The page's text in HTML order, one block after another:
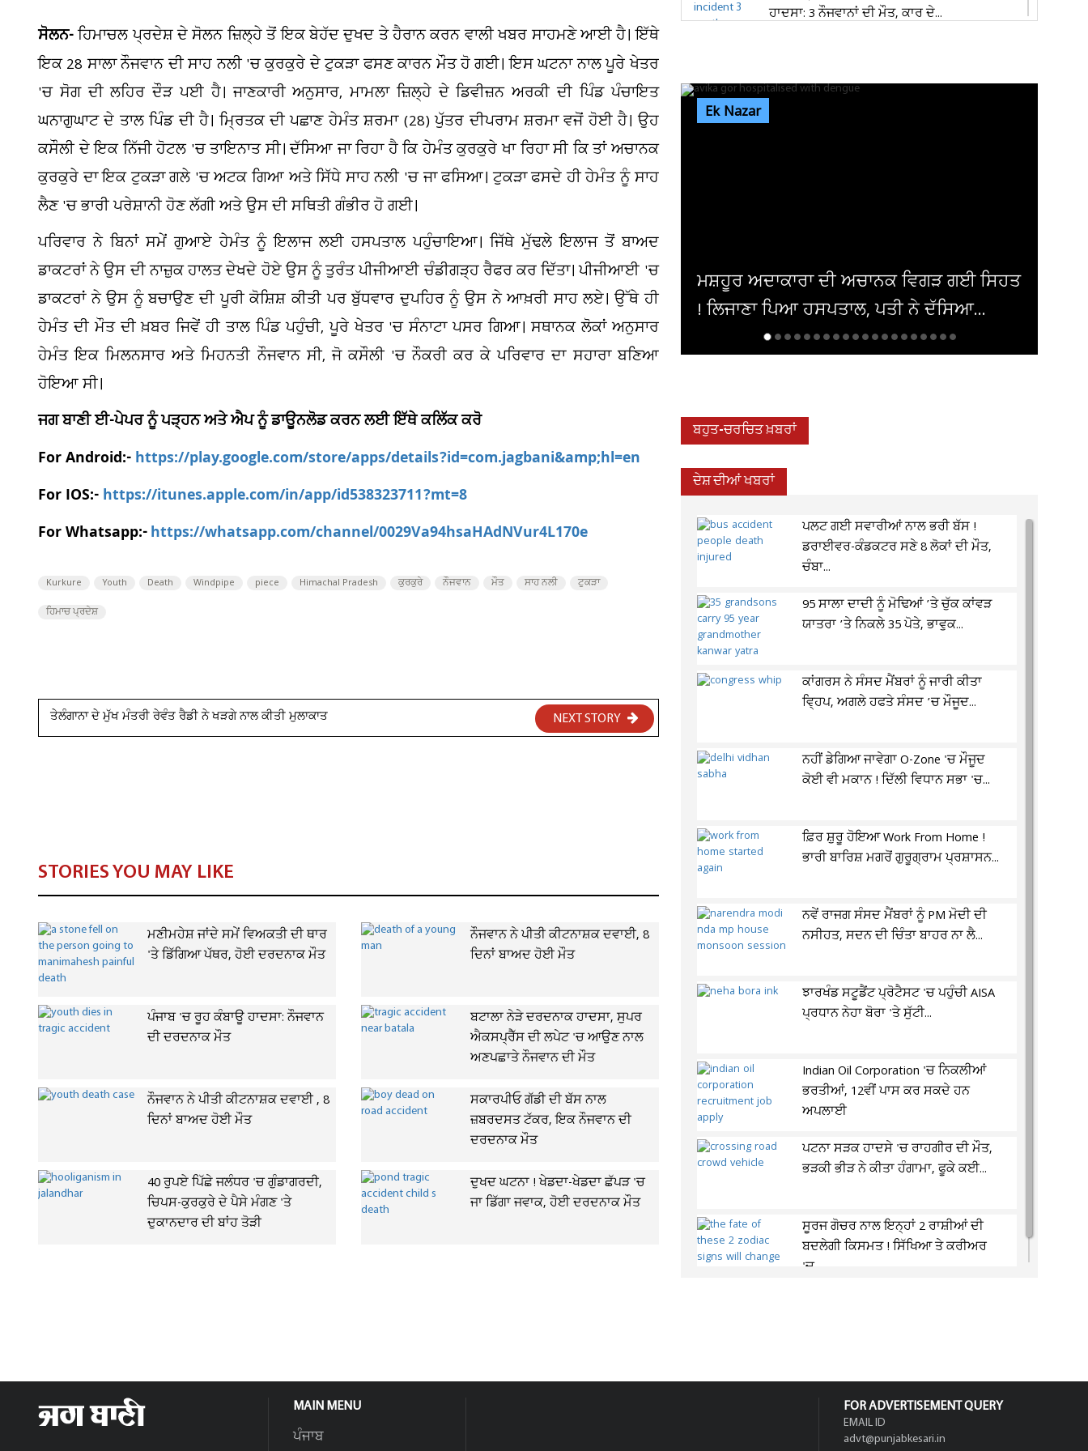
ਸੋਲਨ-ਹਿਮਾਚਲ ਪ੍ਰਦੇਸ਼ ਦੇ ਸੋਲਨ ਜ਼ਿਲ੍ਹੇ ਤੋਂ ਇਕ ਬੇਹੱਦ ਦੁਖਦ ਤੇ ਹੈਰਾਨ ਕਰਨ ਵਾਲੀ ਖਬਰ ਸਾਹਮਣੇ ਆਈ ਹੈ। ਇੱਥੇ
ਇਕ 28 ਸਾਲਾ ਨੌਜਵਾਨ ਦੀ ਸਾਹ ਨਲੀ 'ਚ ਕੁਰਕੁਰੇ ਦੇ ਟੁਕੜਾ ਫਸਣ ਕਾਰਨ ਮੌਤ ਹੋ ਗਈ। ਇਸ ਘਟਨਾ ਨਾਲ ਪੂਰੇ ਖੇਤਰ
'ਚ ਸੋਗ ਦੀ ਲਹਿਰ ਦੌੜ ਪਈ ਹੈ। ਜਾਣਕਾਰੀ ਅਨੁਸਾਰ, ਮਾਮਲਾ ਜ਼ਿਲ੍ਹੇ ਦੇ ਡਿਵੀਜ਼ਨ ਅਰਕੀ ਦੀ ਪਿੰਡ ਪੰਚਾਇਤ
ਘਨਾਗੁਘਾਟ ਦੇ ਤਾਲ ਪਿੰਡ ਦੀ ਹੈ। ਮ੍ਰਿਤਕ ਦੀ ਪਛਾਣ ਹੇਮੰਤ ਸ਼ਰਮਾ (28) ਪੁੱਤਰ ਦੀਪਰਾਮ ਸ਼ਰਮਾ ਵਜੋਂ ਹੋਈ ਹੈ। ਉਹ
ਕਸੌਲੀ ਦੇ ਇਕ ਨਿੱਜੀ ਹੋਟਲ 'ਚ ਤਾਇਨਾਤ ਸੀ। ਦੱਸਿਆ ਜਾ ਰਿਹਾ ਹੈ ਕਿ ਹੇਮੰਤ ਕੁਰਕੁਰੇ ਖਾ ਰਿਹਾ ਸੀ ਕਿ ਤਾਂ ਅਚਾਨਕ
ਕੁਰਕੁਰੇ ਦਾ ਇਕ ਟੁਕੜਾ ਗਲੇ 'ਚ ਅਟਕ ਗਿਆ ਅਤੇ ਸਿੱਧੇ ਸਾਹ ਨਲੀ 'ਚ ਜਾ ਫਸਿਆ। ਟੁਕੜਾ ਫਸਦੇ ਹੀ ਹੇਮੰਤ ਨੂੰ ਸਾਹ
ਲੈਣ 'ਚ ਭਾਰੀ ਪਰੇਸ਼ਾਨੀ ਹੋਣ ਲੱਗੀ ਅਤੇ ਉਸ ਦੀ ਸਥਿਤੀ ਗੰਭੀਰ ਹੋ ਗਈ।
ਪਰਿਵਾਰ ਨੇ ਬਿਨਾਂ ਸਮੇਂ ਗੁਆਏ ਹੇਮੰਤ ਨੂੰ ਇਲਾਜ ਲਈ ਹਸਪਤਾਲ ਪਹੁੰਚਾਇਆ। ਜਿੱਥੇ ਮੁੱਢਲੇ ਇਲਾਜ ਤੋਂ ਬਾਅਦ
ਡਾਕਟਰਾਂ ਨੇ ਉਸ ਦੀ ਨਾਜ਼ੁਕ ਹਾਲਤ ਦੇਖਦੇ ਹੋਏ ਉਸ ਨੂੰ ਤੁਰੰਤ ਪੀਜੀਆਈ ਚੰਡੀਗੜ੍ਹ ਰੈਫਰ ਕਰ ਦਿੱਤਾ। ਪੀਜੀਆਈ 'ਚ
ਡਾਕਟਰਾਂ ਨੇ ਉਸ ਨੂੰ ਬਚਾਉਣ ਦੀ ਪੂਰੀ ਕੋਸ਼ਿਸ਼ ਕੀਤੀ ਪਰ ਬੁੱਧਵਾਰ ਦੁਪਹਿਰ ਨੂੰ ਉਸ ਨੇ ਆਖ਼ਰੀ ਸਾਹ ਲਏ। ਉੱਥੇ ਹੀ
ਹੇਮੰਤ ਦੀ ਮੌਤ ਦੀ ਖ਼ਬਰ ਜਿਵੇਂ ਹੀ ਤਾਲ ਪਿੰਡ ਪਹੁੰਚੀ, ਪੂਰੇ ਖੇਤਰ 'ਚ ਸੰਨਾਟਾ ਪਸਰ ਗਿਆ। ਸਥਾਨਕ ਲੋਕਾਂ ਅਨੁਸਾਰ
ਹੇਮੰਤ ਇਕ ਮਿਲਨਸਾਰ ਅਤੇ ਮਿਹਨਤੀ ਨੌਜਵਾਨ ਸੀ, ਜੋ ਕਸੌਲੀ 'ਚ ਨੌਕਰੀ ਕਰ ਕੇ ਪਰਿਵਾਰ ਦਾ ਸਹਾਰਾ ਬਣਿਆ
ਹੋਇਆ ਸੀ।
ਜਗ ਬਾਣੀ ਈ-ਪੇਪਰ ਨੂੰ ਪੜ੍ਹਨ ਅਤੇ ਐਪ ਨੂੰ ਡਾਊਨਲੋਡ ਕਰਨ ਲਈ ਇੱਥੇ ਕਲਿੱਕ ਕਰੋ
For Android:-https://play.google.com/store/apps/details?id=com.jagbani&amp;hl=en
For IOS:-https://itunes.apple.com/in/app/id538323711?mt=8
For Whatsapp:-https://whatsapp.com/channel/0029Va94hsaHAdNVur4L170e
Kurkure Youth Death Windpipe piece Himachal Pradesh ਕੁਰਕੁਰੇ ਨੌਜਵਾਨ ਮੌਤ ਸਾਹ ਨਲੀ ਟੁਕੜਾ
ਹਿਮਾਚ ਪ੍ਰਦੇਸ਼
ਤੇਲੰਗਾਨਾ ਦੇ ਮੁੱਖ ਮੰਤਰੀ ਰੇਵੰਤ ਰੈਡੀ ਨੇ ਖੜਗੇ ਨਾਲ ਕੀਤੀ ਮੁਲਾਕਾਤ NEXT STORY
STORIES YOU MAY LIKE
ਮਣੀਮਹੇਸ਼ ਜਾਂਦੇ ਸਮੇਂ ਵਿਅਕਤੀ ਦੀ ਥਾਰ
'ਤੇ ਡਿੱਗਿਆ ਪੱਥਰ, ਹੋਈ ਦਰਦਨਾਕ ਮੌਤ
ਨੌਜਵਾਨ ਨੇ ਪੀਤੀ ਕੀਟਨਾਸ਼ਕ ਦਵਾਈ, 8
ਦਿਨਾਂ ਬਾਅਦ ਹੋਈ ਮੌਤ
ਪੰਜਾਬ 'ਚ ਰੂਹ ਕੰਬਾਊ ਹਾਦਸਾ: ਨੌਜਵਾਨ
ਦੀ ਦਰਦਨਾਕ ਮੌਤ
ਬਟਾਲਾ ਨੇੜੇ ਦਰਦਨਾਕ ਹਾਦਸਾ, ਸੁਪਰ
ਐਕਸਪ੍ਰੈੱਸ ਦੀ ਲਪੇਟ 'ਚ ਆਉਣ ਨਾਲ
ਅਣਪਛਾਤੇ ਨੌਜਵਾਨ ਦੀ ਮੌਤ
ਨੌਜਵਾਨ ਨੇ ਪੀਤੀ ਕੀਟਨਾਸ਼ਕ ਦਵਾਈ , 8
ਦਿਨਾਂ ਬਾਅਦ ਹੋਈ ਮੌਤ
ਸਕਾਰਪੀਓ ਗੱਡੀ ਦੀ ਬੱਸ ਨਾਲ
ਜ਼ਬਰਦਸਤ ਟੱਕਰ, ਇਕ ਨੌਜਵਾਨ ਦੀ
ਦਰਦਨਾਕ ਮੌਤ
40 ਰੁਪਏ ਪਿੱਛੇ ਜਲੰਧਰ 'ਚ ਗੁੰਡਾਗਰਦੀ,
ਚਿਪਸ-ਕੁਰਕੁਰੇ ਦੇ ਪੈਸੇ ਮੰਗਣ 'ਤੇ
ਦੁਕਾਨਦਾਰ ਦੀ ਬਾਂਹ ਤੋੜੀ
ਦੁਖਦ ਘਟਨਾ ! ਖੇਡਦਾ-ਖੇਡਦਾ ਛੱਪੜ 'ਚ
ਜਾ ਡਿੱਗਾ ਜਵਾਕ, ਹੋਈ ਦਰਦਨਾਕ ਮੌਤ
ਹਾਦਸਾ: 3 ਨੌਜਵਾਨਾਂ ਦੀ ਮੌਤ, ਕਾਰ ਦੇ...
Ek Nazar
ਮਸ਼ਹੂਰ ਅਦਾਕਾਰਾ ਦੀ ਅਚਾਨਕ ਵਿਗੜ ਗਈ ਸਿਹਤ
! ਲਿਜਾਣਾ ਪਿਆ ਹਸਪਤਾਲ, ਪਤੀ ਨੇ ਦੱਸਿਆ...
ਪੰਜਾਬ ਦੇ ਦਿੱਗਜ ਕ੍ਰਿਕਟਰ ਨੇ
ਵਿਆਹ ! ਇਸ ਅਦਾਕਾਰਾ ਨਾਲ
ਬਹੁਤ-ਚਰਚਿਤ ਖ਼ਬਰਾਂ
ਦੇਸ਼ ਦੀਆਂ ਖਬਰਾਂ
ਪਲਟ ਗਈ ਸਵਾਰੀਆਂ ਨਾਲ ਭਰੀ ਬੱਸ !
ਡਰਾਈਵਰ-ਕੰਡਕਟਰ ਸਣੇ 8 ਲੋਕਾਂ ਦੀ ਮੌਤ,
ਚੰਬਾ...
95 ਸਾਲਾ ਦਾਦੀ ਨੂੰ ਮੋਢਿਆਂ ’ਤੇ ਚੁੱਕ ਕਾਂਵੜ
ਯਾਤਰਾ ’ਤੇ ਨਿਕਲੇ 35 ਪੋਤੇ, ਭਾਵੁਕ...
ਕਾਂਗਰਸ ਨੇ ਸੰਸਦ ਮੈਂਬਰਾਂ ਨੂੰ ਜਾਰੀ ਕੀਤਾ
ਵ੍ਹਿਪ, ਅਗਲੇ ਹਫਤੇ ਸੰਸਦ ’ਚ ਮੌਜੂਦ...
ਨਹੀਂ ਡੇਗਿਆ ਜਾਵੇਗਾ O-Zone 'ਚ ਮੌਜੂਦ
ਕੋਈ ਵੀ ਮਕਾਨ ! ਦਿੱਲੀ ਵਿਧਾਨ ਸਭਾ 'ਚ...
ਫ਼ਿਰ ਸ਼ੁਰੂ ਹੋਇਆ Work From Home !
ਭਾਰੀ ਬਾਰਿਸ਼ ਮਗਰੋਂ ਗੁਰੂਗ੍ਰਾਮ ਪ੍ਰਸ਼ਾਸਨ...
ਨਵੇਂ ਰਾਜਗ ਸੰਸਦ ਮੈਂਬਰਾਂ ਨੂੰ PM ਮੋਦੀ ਦੀ
ਨਸੀਹਤ, ਸਦਨ ਦੀ ਚਿੰਤਾ ਬਾਹਰ ਨਾ ਲੈ...
ਝਾਰਖੰਡ ਸਟੂਡੈਂਟ ਪ੍ਰੋਟੈਸਟ 'ਚ ਪਹੁੰਚੀ AISA
ਪ੍ਰਧਾਨ ਨੇਹਾ ਬੋਰਾ 'ਤੇ ਸੁੱਟੀ...
Indian Oil Corporation 'ਚ ਨਿਕਲੀਆਂ
ਭਰਤੀਆਂ, 12ਵੀਂ ਪਾਸ ਕਰ ਸਕਦੇ ਹਨ
ਅਪਲਾਈ
ਪਟਨਾ ਸੜਕ ਹਾਦਸੇ 'ਚ ਰਾਹਗੀਰ ਦੀ ਮੌਤ,
ਭੜਕੀ ਭੀੜ ਨੇ ਕੀਤਾ ਹੰਗਾਮਾ, ਫੂਕੇ ਕਈ...
ਸੂਰਜ ਗੋਚਰ ਨਾਲ ਇਨ੍ਹਾਂ 2 ਰਾਸ਼ੀਆਂ ਦੀ
ਬਦਲੇਗੀ ਕਿਸਮਤ ! ਸਿੱਖਿਆ ਤੇ ਕਰੀਅਰ
'ਚ...
MAIN MENU
ਪੰਜਾਬ
FOR ADVERTISEMENT QUERY
EMAIL ID
advt@punjabkesari.in